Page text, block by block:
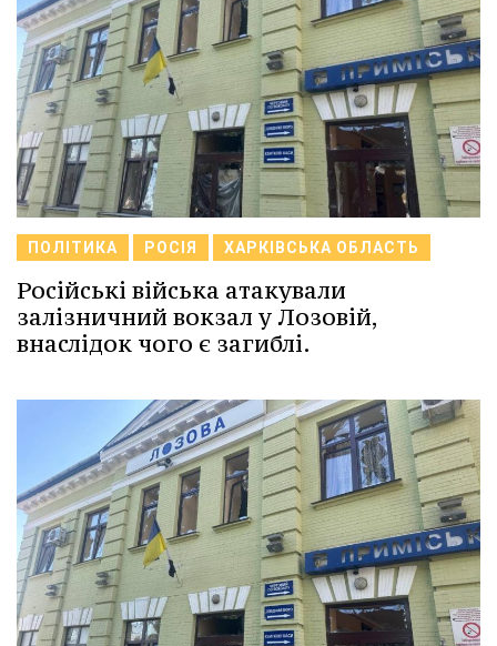
ПОЛІТИКА РОСІЯ ХАРКІВСЬКА ОБЛАСТЬ
Російські війська атакували
залізничний вокзал у Лозовій,
внаслідок чого є загиблі.